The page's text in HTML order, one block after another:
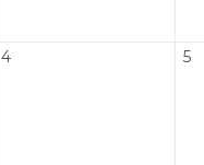
4 5